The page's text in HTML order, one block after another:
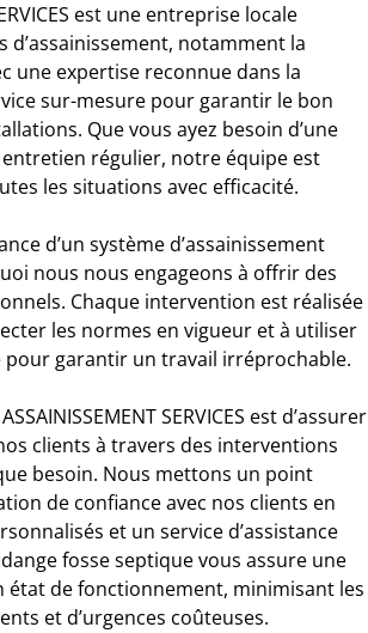
est une entreprise locale
d’assainissement, notamment la
une expertise reconnue dans la
sur-mesure pour garantir le bon
Que vous ayez besoin d’une
régulier, notre équipe est
les situations avec efficacité.
d’un système d’assainissement
nous nous engageons à offrir des
Chaque intervention est réalisée
les normes en vigueur et à utiliser
garantir un travail irréprochable.
SERVICES est d’assurer
clients à travers des interventions
besoin. Nous mettons un point
de confiance avec nos clients en
et un service d’assistance
fosse septique vous assure une
de fonctionnement, minimisant les
et d’urgences coûteuses.